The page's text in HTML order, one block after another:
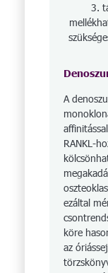
3.
A
RANKL-
ezáltal
köre
az